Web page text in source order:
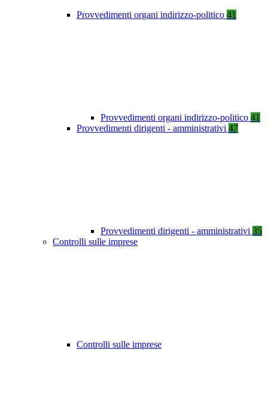
Provvedimenti organi indirizzo-politico 41
Provvedimenti organi indirizzo-politico 41
Provvedimenti dirigenti - amministrativi 47
Provvedimenti dirigenti - amministrativi 35
Controlli sulle imprese
Controlli sulle imprese